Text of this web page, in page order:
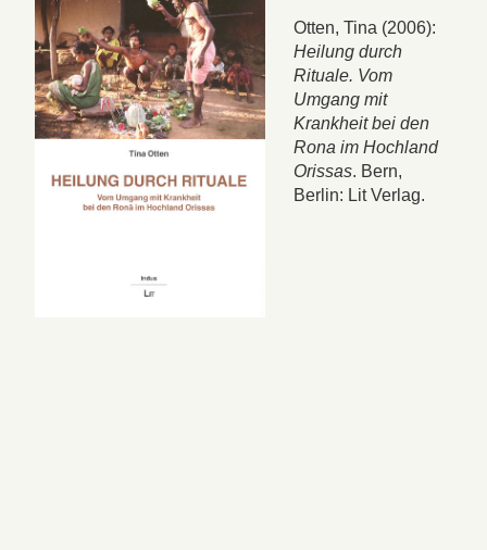
Otten, Tina (2006):
Heilung durch
Rituale. Vom
Umgang mit
Krankheit bei den
Rona im Hochland
Orissas. Bern,
Berlin: Lit Verlag.